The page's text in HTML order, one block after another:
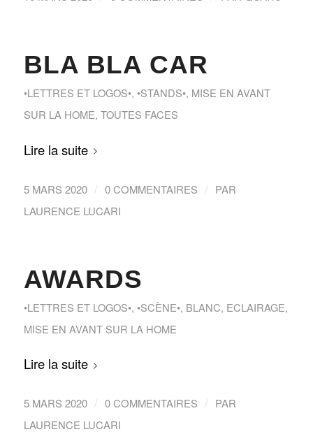
BLA BLA CAR
•LETTRES ET LOGOS•, •STANDS•, MISE EN AVANT
SUR LA HOME, TOUTES FACES
Lire la suite
5 MARS 2020 / 0 COMMENTAIRES / PAR
LAURENCE LUCARI
AWARDS
•LETTRES ET LOGOS•, •SCÈNE•, BLANC, ECLAIRAGE,
MISE EN AVANT SUR LA HOME
Lire la suite
5 MARS 2020 / 0 COMMENTAIRES / PAR
LAURENCE LUCARI